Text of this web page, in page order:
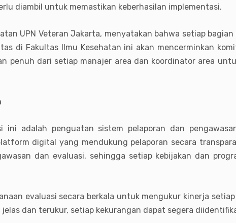
diambil untuk memastikan keberhasilan implementasi.
UPN Veteran Jakarta, menyatakan bahwa setiap
di Fakultas Ilmu Kesehatan ini akan mencerminkan
penuh dari setiap manajer area dan koordinator area
ini adalah penguatan sistem pelaporan dan
digital yang mendukung pelaporan secara
dan evaluasi, sehingga setiap kebijakan dan
evaluasi secara berkala untuk mengukur kinerja
dan terukur, setiap kekurangan dapat segera